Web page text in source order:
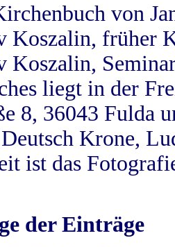
von
Koszalin, früher
Koszalin,
liegt in der
8, 36043 Fulda
Krone,
ist das
der Einträge